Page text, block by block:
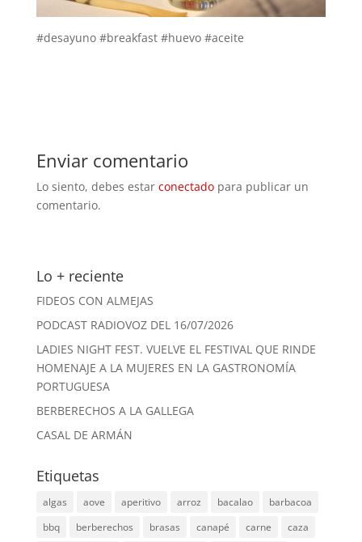
#desayuno #breakfast #huevo #aceite
Enviar comentario
Lo siento, debes estar conectadopara publicar un
comentario.
Lo + reciente
FIDEOS CON ALMEJAS
PODCAST RADIOVOZ DEL 16/07/2026
LADIES NIGHT FEST. VUELVE EL FESTIVAL QUE RINDE
HOMENAJE A LA MUJERES EN LA GASTRONOMÍA
PORTUGUESA
BERBERECHOS A LA GALLEGA
CASAL DE ARMÁN
Etiquetas
algas aove aperitivo arroz bacalao
barbacoa
bbq
berberechos brasas canapé carne
caza